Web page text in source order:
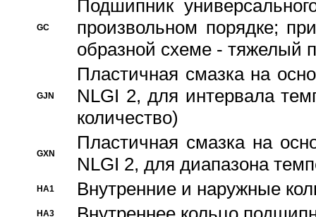
GC
Подшипник
произвольном порядке;
образной схеме - тяжелый
GJN
Пластичная смазка на
NLGI 2, для интервала
количество)
GXN
Пластичная смазка на
NLGI 2, для диапазона
HA1 Внутренние и наружные
HA3